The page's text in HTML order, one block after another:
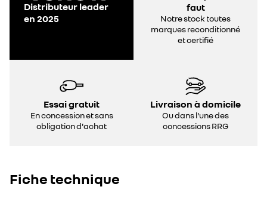
Distributeur leader
en 2025
faut
Notre stock toutes
marques reconditionné
et certifié
Essai gratuit
En concession et sans
obligation d'achat
Livraison à domicile
Ou dans l'une des
concessions RRG
Fiche technique